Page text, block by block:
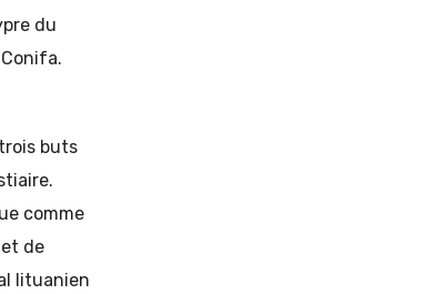
du
buts
comme
de
lituanien